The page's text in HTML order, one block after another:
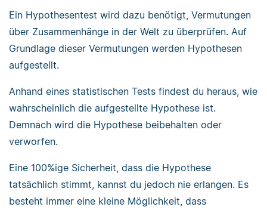
Ein Hypothesentest wird dazu benötigt, Vermutungen
über Zusammenhänge in der Welt zu überprüfen. Auf
Grundlage dieser Vermutungen werden Hypothesen
aufgestellt.
Anhand eines statistischen Tests findest du heraus, wie
wahrscheinlich die aufgestellte Hypothese ist.
Demnach wird die Hypothese beibehalten oder
verworfen.
Eine 100%ige Sicherheit, dass die Hypothese
tatsächlich stimmt, kannst du jedoch nie erlangen. Es
besteht immer eine kleine Möglichkeit, dass